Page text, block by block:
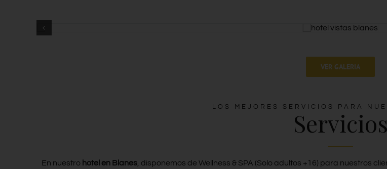
VER GALERIA
LOS MEJORES SERVICIOS PARA
Servicios
En nuestro hotel en Blanes , disponemos de Wellness & SPA (Solo adultos +16) para nuestros